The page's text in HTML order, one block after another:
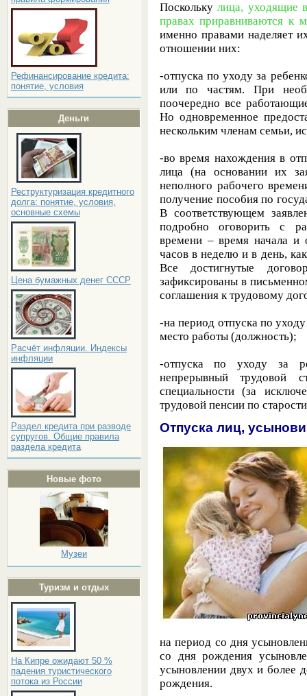
Рефинансирование кредита:
понятие, условия
Деньги
Реструктуризация кредитного
долга: понятие, условия,
основные схемы
Цена бумажных денег СССР
Расчёт инфляции. Индексы
инфляции
Раздел кредита при разводе
супругов. Общие правила
раздела кредита
Новые фото
Музеи
Туризм и отдых
На Кипре ожидают 50 %
падения туристического
потока из России
Посколькулица, уходящие
правах приравниваются к
именно правами наделяет
отношении них:
-отпуска по уходу за
или по частям. При
поочередно все
Но одновременное
нескольким членам семьи,
-во время нахождения в
лица (на основании их
неполного рабочего
получение пособия по
В соответствующем
подробно оговорить с
времени – время начала и
часов в неделю и в день,
Все достигнутые
зафиксированы в
соглашения к трудовому
-на период отпуска по
место работы (должность);
-отпуска по уходу за
непрерывный
специальности (за
трудовой пенсии по
Отпуска лиц,
на период со дня
со дня рождения
усыновлении двух и более
рождения.